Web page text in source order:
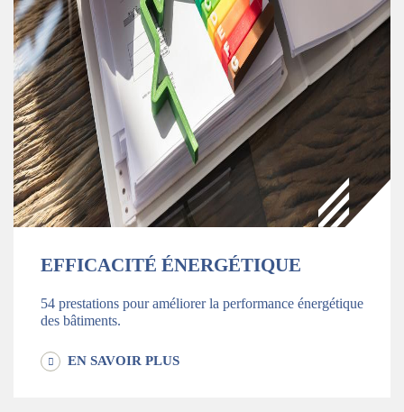
EFFICACITÉ ÉNERGÉTIQUE
54 prestations pour améliorer la performance énergétique
des bâtiments.
EN SAVOIR PLUS